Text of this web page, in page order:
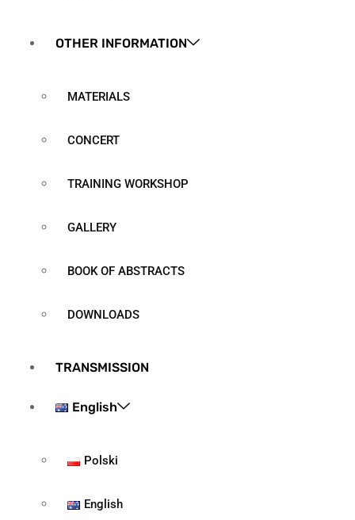
OTHER INFORMATION
MATERIALS
CONCERT
TRAINING WORKSHOP
GALLERY
BOOK OF ABSTRACTS
DOWNLOADS
TRANSMISSION
English
Polski
English